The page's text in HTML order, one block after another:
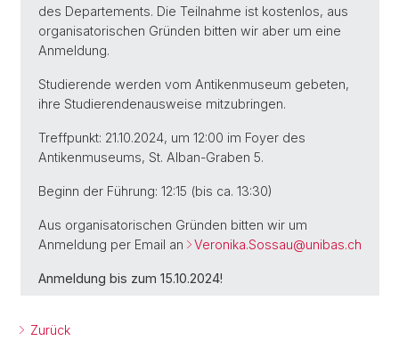
des Departements. Die Teilnahme ist kostenlos, aus
organisatorischen Gründen bitten wir aber um eine
Anmeldung.
Studierende werden vom Antikenmuseum gebeten,
ihre Studierendenausweise mitzubringen.
Treffpunkt: 21.10.2024, um 12:00 im Foyer des
Antikenmuseums, St. Alban-Graben 5.
Beginn der Führung: 12:15 (bis ca. 13:30)
Aus organisatorischen Gründen bitten wir um
Anmeldung per Email an
Veronika.Sossau@unibas.ch
Anmeldung bis zum 15.10.2024!
Zurück